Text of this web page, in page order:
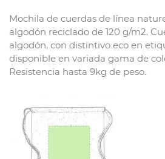
Mochila de cuerdas de línea
algodón reciclado de 120 g/m2.
algodón, con distintivo eco en
disponible en variada gama de
Resistencia hasta 9kg de peso.